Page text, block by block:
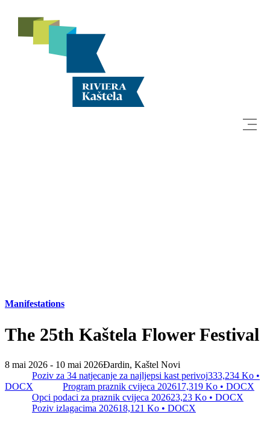
Rechercher
+385 21 227 933 info@kastela-info.hr
Villa Nika, Kamberovo šetalište 30,
21216 Kaštel Stari, Hrvatska
Manifestations
The 25th Kaštela Flower Festival
8 mai 2026 - 10 mai 2026Đardin, Kaštel Novi
Poziv za 34 natjecanje za najljepsi kast perivoj333,234 Ko •
DOCX
Program praznik cvijeca 202617,319 Ko • DOCX
Opci podaci za praznik cvijeca 202623,23 Ko • DOCX
Poziv izlagacima 202618,121 Ko • DOCX